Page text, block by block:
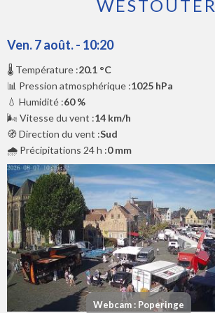
WESTOUTER
Ven. 7 août. - 10:20
🌡️ Température :20.1 °C
📊 Pression atmosphérique :1025 hPa
💧 Humidité :60 %
🌬️ Vitesse du vent :14 km/h
🧭 Direction du vent :Sud
🌧️ Précipitations 24 h :0 mm
Webcam : Poperinge